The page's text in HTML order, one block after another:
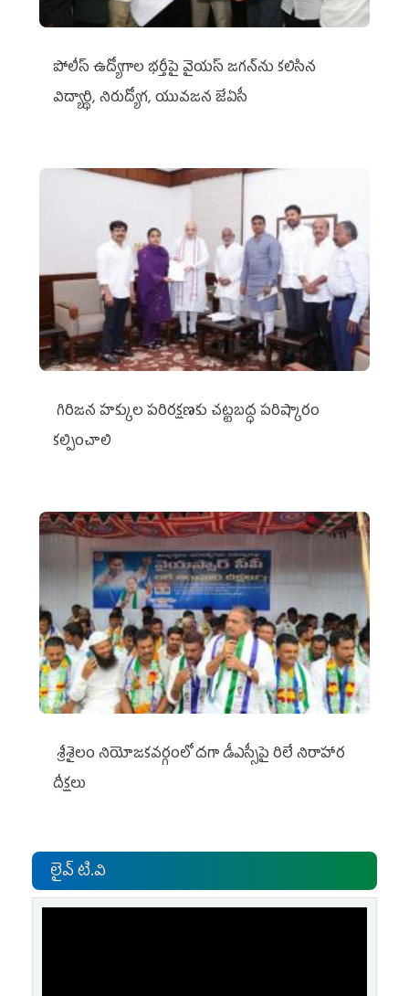
పోలీస్ ఉద్యోగాల భర్తీపై వైయస్ జగన్‌ను కలిసిన
విద్యార్థి, నిరుద్యోగ, యువజన జేఏసీ
గిరిజన హక్కుల పరిరక్షణకు చట్టబద్ధ పరిష్కారం
కల్పించాలి
శ్రీశైలం నియోజకవర్గంలో దగా డీఎస్సీపై రిలే నిరాహార
దీక్షలు
లైవ్ టి.వి